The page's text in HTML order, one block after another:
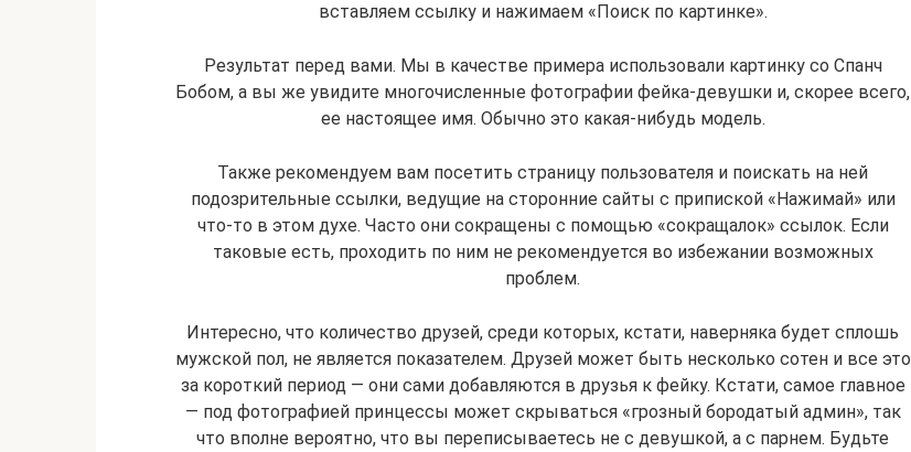
вставляем ссылку и нажимаем «Поиск по картинке».
Результат перед вами. Мы в качестве примера использовали картинку со Спанч
Бобом, а вы же увидите многочисленные фотографии фейка-девушки и, скорее всего,
ее настоящее имя. Обычно это какая-нибудь модель.
Также рекомендуем вам посетить страницу пользователя и поискать на ней
подозрительные ссылки, ведущие на сторонние сайты с припиской «Нажимай» или
что-то в этом духе. Часто они сокращены с помощью «сокращалок» ссылок. Если
таковые есть, проходить по ним не рекомендуется во избежании возможных
проблем.
Интересно, что количество друзей, среди которых, кстати, наверняка будет сплошь
мужской пол, не является показателем. Друзей может быть несколько сотен и все это
за короткий период — они сами добавляются в друзья к фейку. Кстати, самое главное
— под фотографией принцессы может скрываться «грозный бородатый админ», так
что вполне вероятно, что вы переписываетесь не с девушкой, а с парнем. Будьте